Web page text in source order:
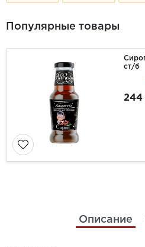
Популярные товары
ст/б
244
Описание